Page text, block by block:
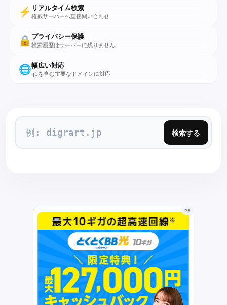
⚡ リアルタイム検索
権威サーバーへ直接問い合わせ
🔒 プライバシー保護
検索履歴はサーバーに残りません
🌐幅広い対応
.jpを含む主要なドメインに対応
検索する
PR